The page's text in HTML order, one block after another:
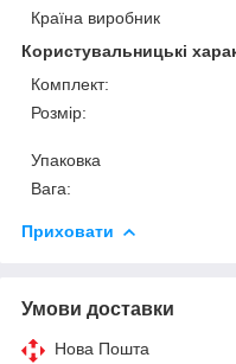
Країна виробник
Користувальницькі
Комплект:
Розмір:
Упаковка
Вага:
Приховати
Умови доставки
Нова Пошта